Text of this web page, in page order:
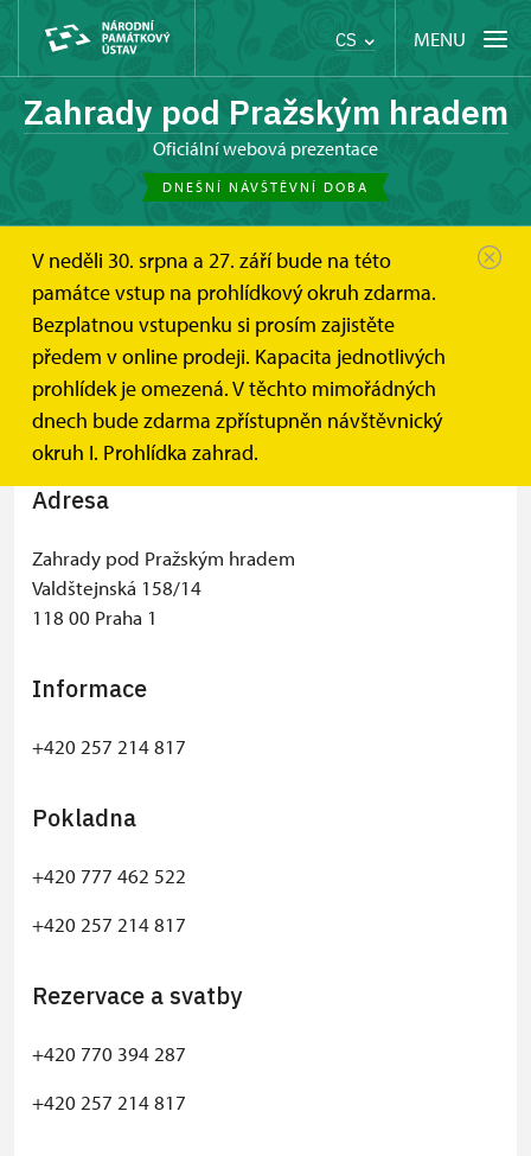
CS MENU
Zahrady pod Pražským hradem
oficiální webová prezentace
DNEŠNÍ NÁVŠTĚVNÍ DOBA
V neděli 30. srpna a 27. září bude na této
památce vstup na prohlídkový okruh zdarma.
Bezplatnou vstupenku si prosím zajistěte
předem v online prodeji. Kapacita jednotlivých
prohlídek je omezená. V těchto mimořádných
dnech bude zdarma zpřístupněn návštěvnický
okruh I. Prohlídka zahrad.
Zahrady pod Pražským hradem
Informace pro návštěvníky
Kontakt
Kontakt
Adresa
Zahrady pod Pražským hradem
Valdštejnská 158/14
118 00 Praha 1
Informace
+420 257 214 817
Pokladna
+420 777 462 522
+420 257 214 817
Rezervace a svatby
+420 770 394 287
+420 257 214 817